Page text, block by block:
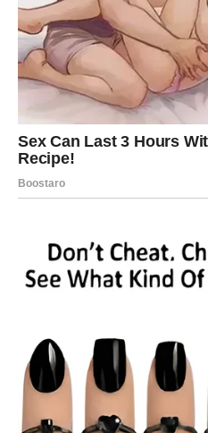
menja vaše planove.
U ljubavi su moguće
Ribe
Ribe u drugoj polovini marta
emotivnog razjašnjenja.
U ljubavi su mogući